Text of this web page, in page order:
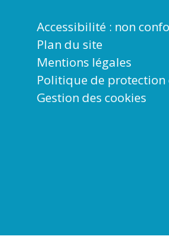
Accessibilité : non
Plan du site
Mentions légales
Politique de protection
Gestion des cookies